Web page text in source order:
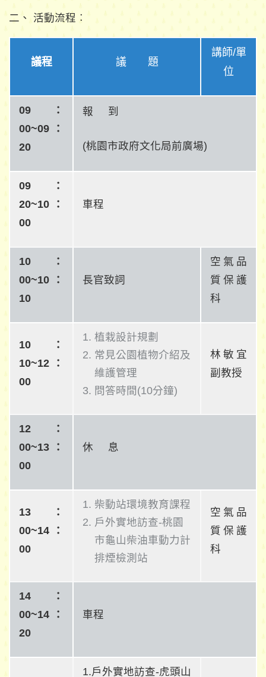
二、 活動流程︰
議程 議 題
講師/單
位
09：
00~09：
20
報 到
(桃園市政府文化局前廣場)
09：
20~10：
00
車程
10：
00~10：
10
長官致詞
空氣品
質保護
科
10：
10~12：
00
植栽設計規劃
常見公園植物介紹及
維護管理
問答時間(10分鐘)
林敏宜
副教授
12：
00~13：
00
休 息
13：
00~14：
00
柴動站環境教育課程
戶外實地訪查-桃園
市龜山柴油車動力計
排煙檢測站
空氣品
質保護
科
14：
00~14：
20
車程
1.戶外實地訪查-虎頭山